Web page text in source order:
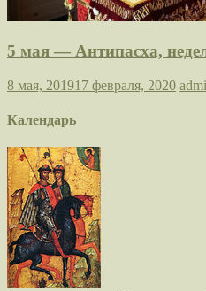
5 мая — Антипасха,
8 мая, 201917 февраля, 2020
Календарь